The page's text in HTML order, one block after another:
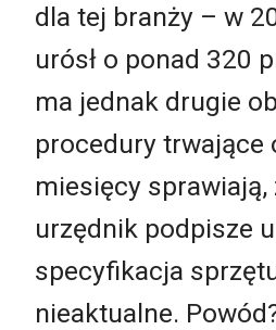
dla tej branży – w
urósł o ponad 320
ma jednak drugie
procedury trwające
miesięcy sprawiają,
urzędnik podpisze
specyfikacja
nieaktualne.